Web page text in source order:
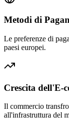
Metodi di
Le preferenze di
paesi europei.
Crescita dell'E-
Il commercio
all'infrastruttura del